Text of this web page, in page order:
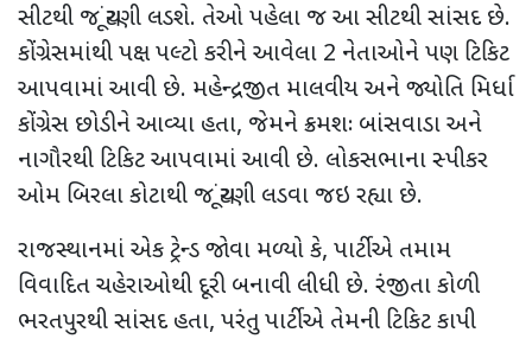
સીટથી જ ચૂંટણી લડશે. તેઓ પહેલા જ આ સીટથી સાંસદ છે.
કોંગ્રેસમાંથી પક્ષ પલ્ટો કરીને આવેલા 2 નેતાઓને પણ ટિકિટ
આપવામાં આવી છે. મહેન્દ્રજીત માલવીય અને જ્યોતિ મિર્ધા
કોંગ્રેસ છોડીને આવ્યા હતા, જેમને ક્રમશઃ બાંસવાડા અને
નાગૌરથી ટિકિટ આપવામાં આવી છે. લોકસભાના સ્પીકર
ઓમ બિરલા કોટાથી જ ચૂંટણી લડવા જઇ રહ્યા છે.
રાજસ્થાનમાં એક ટ્રેન્ડ જોવા મળ્યો કે, પાર્ટીએ તમામ
વિવાદિત ચહેરાઓથી દૂરી બનાવી લીધી છે. રંજીતા કોળી
ભરતપુરથી સાંસદ હતા, પરંતુ પાર્ટીએ તેમની ટિકિટ કાપી